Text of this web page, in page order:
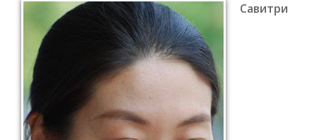
Савитри